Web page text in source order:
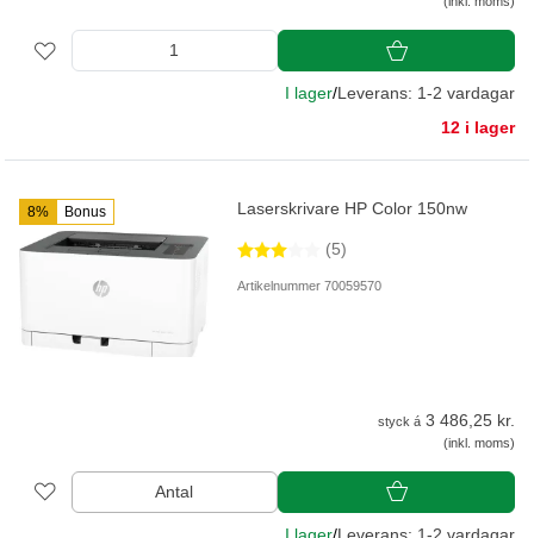
I lager/Leverans: 1-2 vardagar
12 i lager
8% Bonus Laserskrivare HP Color 150nw
(5)
Artikelnummer 70059570
styck á 3 486,25 kr.
(inkl. moms)
Antal
I lager/Leverans: 1-2 vardagar